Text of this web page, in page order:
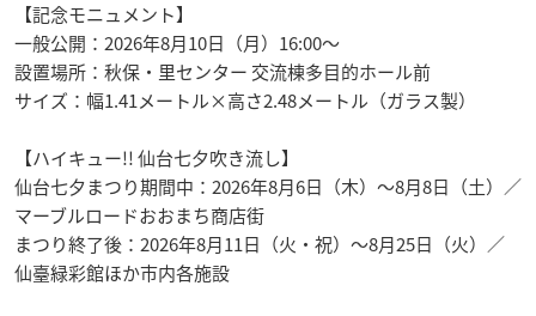
【記念モニュメント】
一般公開：2026年8月10日（月）16:00〜
設置場所：秋保・里センター 交流棟多目的ホール前
サイズ：幅1.41メートル×高さ2.48メートル（ガラス製）
【ハイキュー!! 仙台七夕吹き流し】
仙台七夕まつり期間中：2026年8月6日（木）〜8月8日（土）／
マーブルロードおおまち商店街
まつり終了後：2026年8月11日（火・祝）〜8月25日（火）／
仙臺緑彩館ほか市内各施設